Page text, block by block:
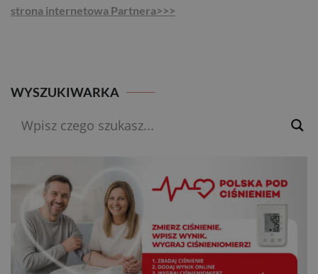
strona internetowa Partnera>>>
WYSZUKIWARKA